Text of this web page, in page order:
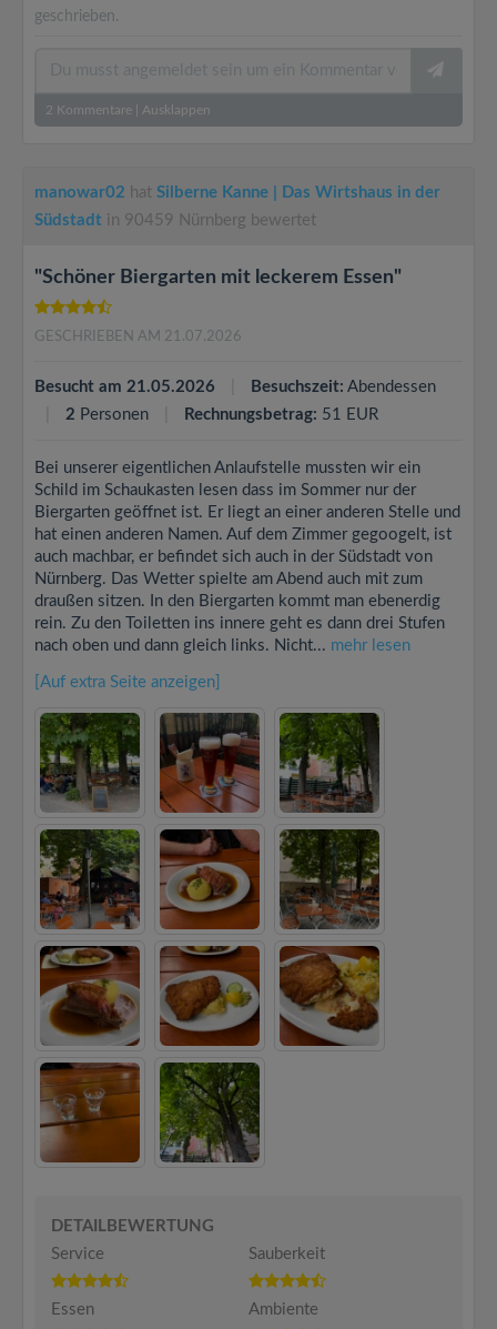
geschrieben.
2 Kommentare Ausklappen
manowar02 hat Silberne Kanne | Das Wirtshaus in der
Südstadt in 90459 Nürnberg bewertet
"Schöner Biergarten mit leckerem Essen"
GESCHRIEBEN AM 21.07.2026
Besucht am 21.05.2026 Besuchszeit: Abendessen
2 Personen Rechnungsbetrag: 51 EUR
Bei unserer eigentlichen Anlaufstelle mussten wir ein
Schild im Schaukasten lesen dass im Sommer nur der
Biergarten geöffnet ist. Er liegt an einer anderen Stelle und
hat einen anderen Namen. Auf dem Zimmer gegoogelt, ist
auch machbar, er befindet sich auch in der Südstadt von
Nürnberg. Das Wetter spielte am Abend auch mit zum
draußen sitzen. In den Biergarten kommt man ebenerdig
rein. Zu den Toiletten ins innere geht es dann drei Stufen
nach oben und dann gleich links. Nicht... mehr lesen
[Auf extra Seite anzeigen]
DETAILBEWERTUNG
Service
Sauberkeit
Essen Ambiente